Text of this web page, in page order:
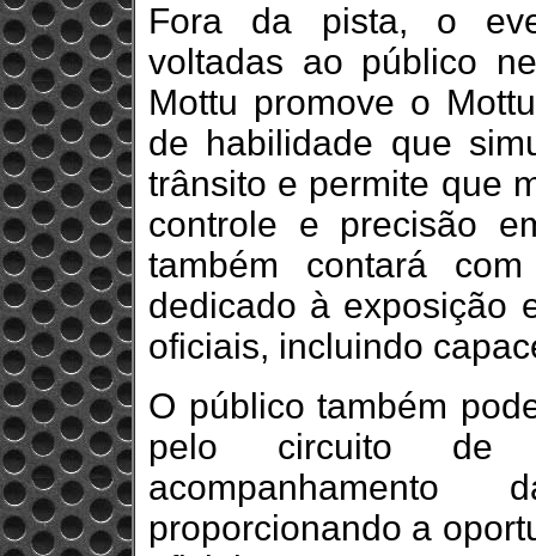
Fora da pista, o
voltadas ao público
Mottu promove o
de habilidade que
trânsito e permite que
controle e precisão
também contará
dedicado à exposição
oficiais, incluindo
O público também
pelo circuito de
proporcionando a